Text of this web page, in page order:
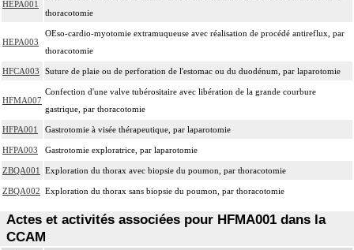
HEPA001
thoracotomie
HEPA003
OEso-cardio-myotomie extramuqueuse avec réalisation de procédé antireflux, par
thoracotomie
HFCA003 Suture de plaie ou de perforation de l'estomac ou du duodénum, par laparotomie
HFMA007
Confection d'une valve tubérositaire avec libération de la grande courbure
gastrique, par thoracotomie
HFPA001 Gastrotomie à visée thérapeutique, par laparotomie
HFPA003 Gastrotomie exploratrice, par laparotomie
ZBQA001 Exploration du thorax avec biopsie du poumon, par thoracotomie
ZBQA002 Exploration du thorax sans biopsie du poumon, par thoracotomie
Actes et activités associées pour HFMA001 dans la
CCAM